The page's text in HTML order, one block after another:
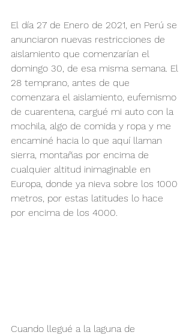
El día 27 de Enero de 2021, en Perú se
anunciaron nuevas restricciones de
aislamiento que comenzarían el
domingo 30, de esa misma semana. El
28 temprano, antes de que
comenzara el aislamiento, eufemismo
de cuarentena, cargué mi auto con la
mochila, algo de comida y ropa y me
encaminé hacia lo que aquí llaman
sierra, montañas por encima de
cualquier altitud inimaginable en
Europa, donde ya nieva sobre los 1000
metros, por estas latitudes lo hace
por encima de los 4000.
Cuando llegué a la laguna de